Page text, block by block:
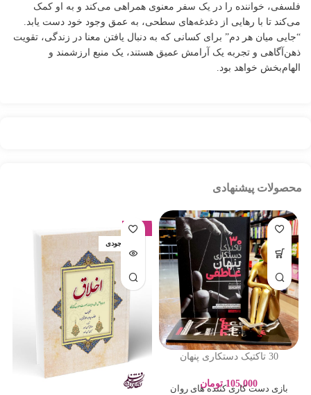
فلسفی، خواننده را در یک سفر معنوی همراهی می‌کند و به او کمک
می‌کند تا با رهایی از دغدغه‌های سطحی، به عمق وجود خود دست یابد.
“جایی میان هر دم” برای کسانی که به دنبال یافتن معنا در زندگی، تقویت
ذهن‌آگاهی و تجربه یک آرامش عمیق هستند، یک منبع ارزشمند و
الهام‌بخش خواهد بود.
محصولات پیشنهادی
30 تاکتیک دستکاری پنهان
پورباقر – نشر یوشیتا
105,000 تومان
بازی دست کاری کننده های روان
-17%
اتمام موجودی